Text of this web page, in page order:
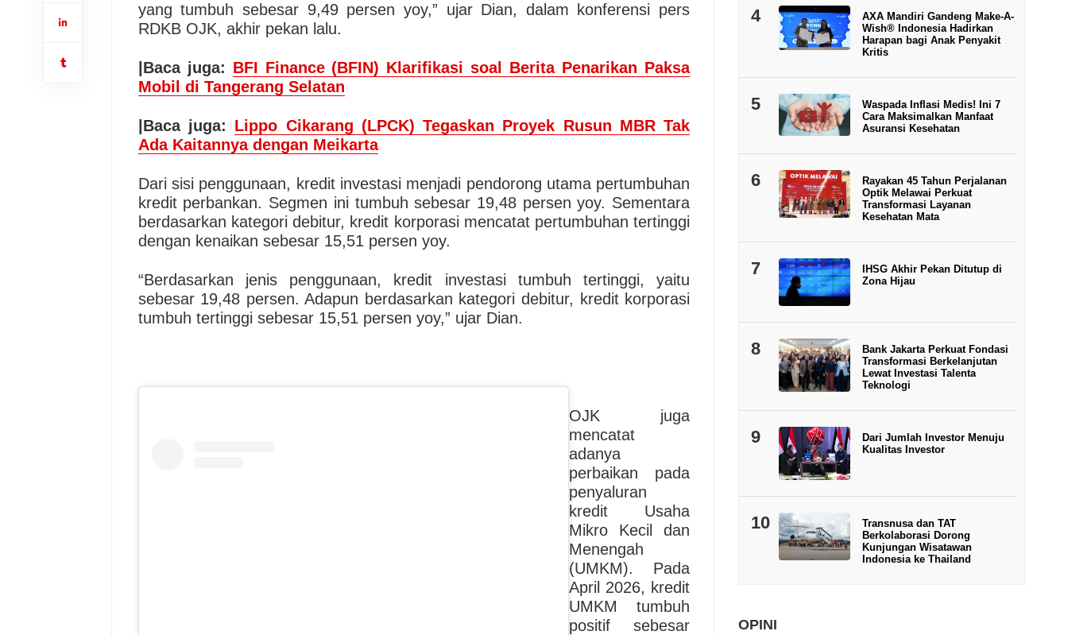
yang tumbuh sebesar 9,49 persen yoy,” ujar Dian, dalam konferensi pers
RDKB OJK, akhir pekan lalu.
|Baca juga: BFI Finance (BFIN) Klarifikasi soal Berita Penarikan Paksa
Mobil di Tangerang Selatan
|Baca juga: Lippo Cikarang (LPCK) Tegaskan Proyek Rusun MBR Tak
Ada Kaitannya dengan Meikarta
Dari sisi penggunaan, kredit investasi menjadi pendorong utama pertumbuhan
kredit perbankan. Segmen ini tumbuh sebesar 19,48 persen yoy. Sementara
berdasarkan kategori debitur, kredit korporasi mencatat pertumbuhan tertinggi
dengan kenaikan sebesar 15,51 persen yoy.
“Berdasarkan jenis penggunaan, kredit investasi tumbuh tertinggi, yaitu
sebesar 19,48 persen. Adapun berdasarkan kategori debitur, kredit korporasi
tumbuh tertinggi sebesar 15,51 persen yoy,” ujar Dian.
OJK juga
mencatat
adanya
perbaikan pada
penyaluran
kredit Usaha
Mikro Kecil dan
Menengah
(UMKM). Pada
April 2026, kredit
UMKM tumbuh
positif sebesar
4
AXA Mandiri Gandeng Make-A-
Wish® Indonesia Hadirkan
Harapan bagi Anak Penyakit
Kritis
5
Waspada Inflasi Medis! Ini 7
Cara Maksimalkan Manfaat
Asuransi Kesehatan
6
Rayakan 45 Tahun Perjalanan
Optik Melawai Perkuat
Transformasi Layanan
Kesehatan Mata
7
IHSG Akhir Pekan Ditutup di
Zona Hijau
8
Bank Jakarta Perkuat Fondasi
Transformasi Berkelanjutan
Lewat Investasi Talenta
Teknologi
9
Dari Jumlah Investor Menuju
Kualitas Investor
10
Transnusa dan TAT
Berkolaborasi Dorong
Kunjungan Wisatawan
Indonesia ke Thailand
OPINI